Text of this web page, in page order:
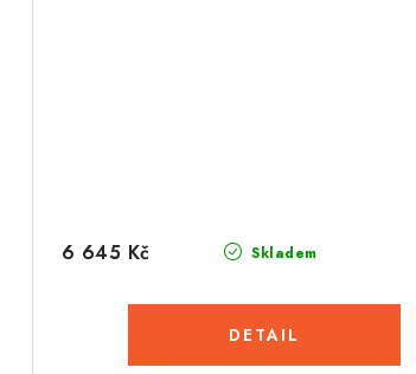
Skladem
6 645 Kč